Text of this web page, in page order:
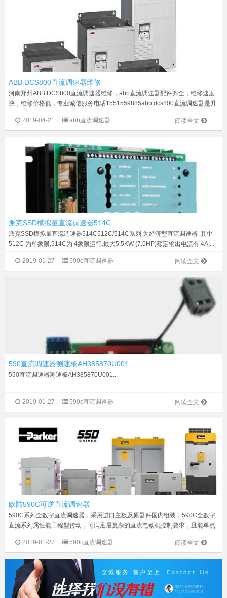
ABB DCS800直流调速器维修
河南郑州ABB DCS800直流调速器维修，abb直流调速器配件齐全，维修速度
快，维修价格低，专业诚信服务电话1551559885abb dcs800直流调速器是升
广，...
阅读全文
2019-04-21 abb直流调速器
派克SSD模拟量直流调速器514C
派克SSD模拟量直流调速器514C512C/514C系列 为经济型直流调速器 .其中
512C 为单象限,514C为 4象限运行.最大5.5KW (7.5HP)额定输出电流有 4A,...
阅读全文
2019-01-27 590c直流调速器
590直流调速器测速板AH385870U001
590直流调速器测速板AH385870U001...
阅读全文
2019-01-27 590c直流调速器
欧陆590C可逆直流调速器
590C系列全数字直流调速器，采用进口主板及原器件国内组装，590C全数字
直流系列属性能工程型传动，可满足最复杂的直流电动机控制要求，且能单点
调速器，自带电枢电压反馈，并...
阅读全文
2019-01-27 590c直流调速器